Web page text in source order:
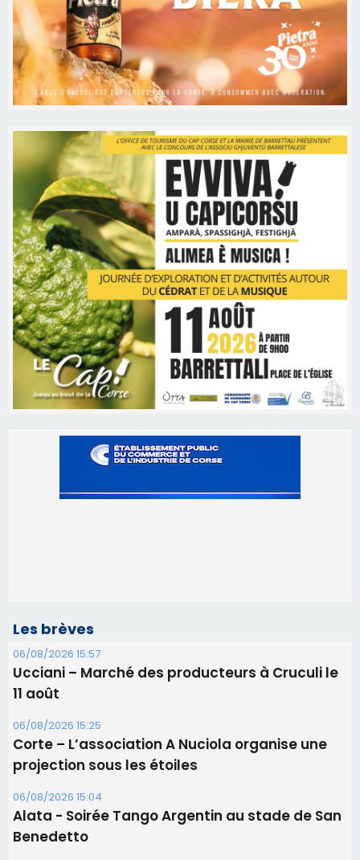
Les brèves
06/08/2026 15:57
Ucciani – Marché des producteurs à Cruculi le
11 août
06/08/2026 15:25
Corte – L’association A Nuciola organise une
projection sous les étoiles
06/08/2026 15:04
Alata - Soirée Tango Argentin au stade de San
Benedetto